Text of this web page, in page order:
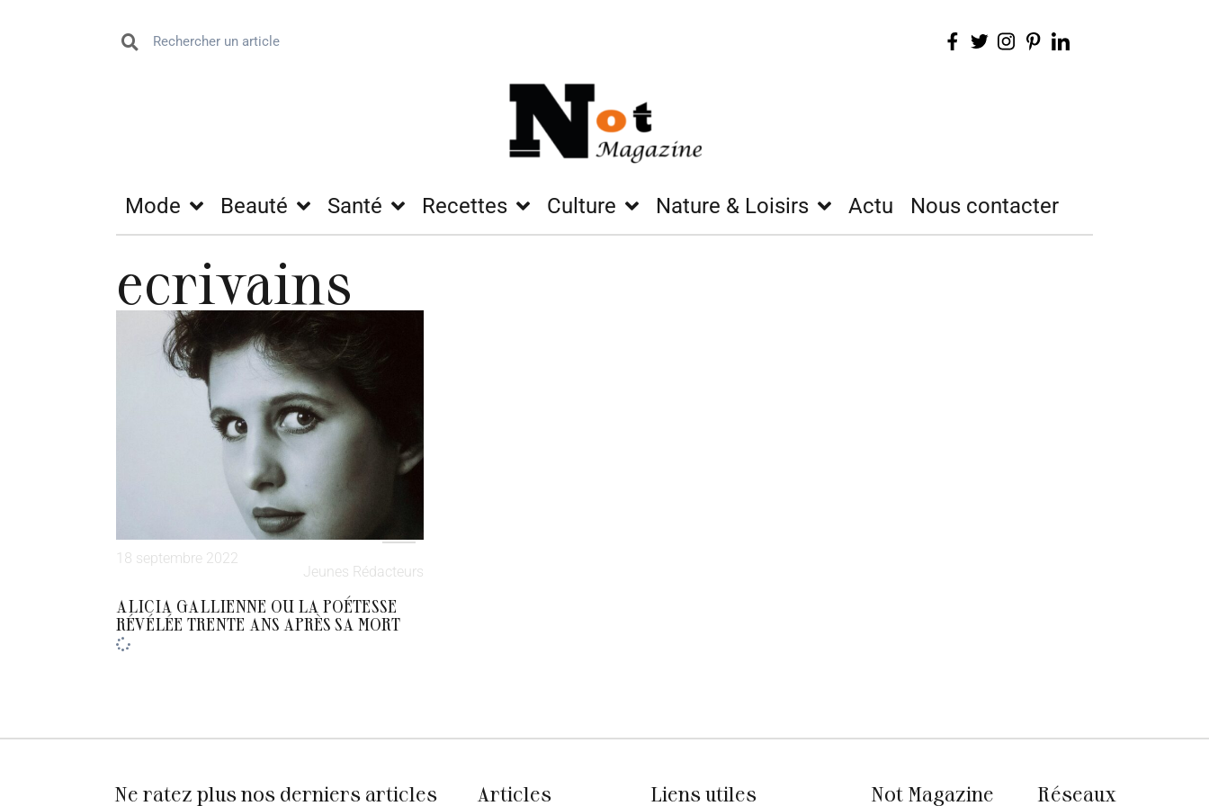
Mode Beauté Santé Recettes Culture Nature & Loisirs Actu Nous contacter
ecrivains
18 septembre 2022
Jeunes Rédacteurs
ALICIA GALLIENNE OU LA POÉTESSE
RÉVÉLÉE TRENTE ANS APRÈS SA MORT
Ne ratez plus nos derniers articles Articles Liens utiles Not Magazine Réseaux